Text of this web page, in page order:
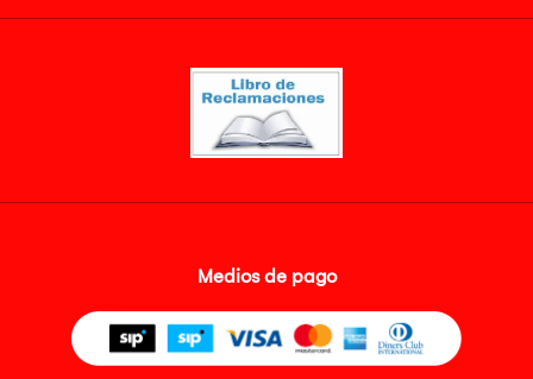
Medios de pago